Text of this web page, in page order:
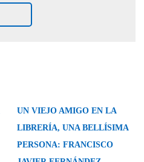
UN VIEJO AMIGO EN LA
LIBRERÍA, UNA BELLÍSIMA
PERSONA: FRANCISCO